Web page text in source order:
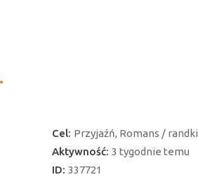
Cel:
Przyjaźń, Romans / randki
Aktywność:3 tygodnie temu
ID:337721